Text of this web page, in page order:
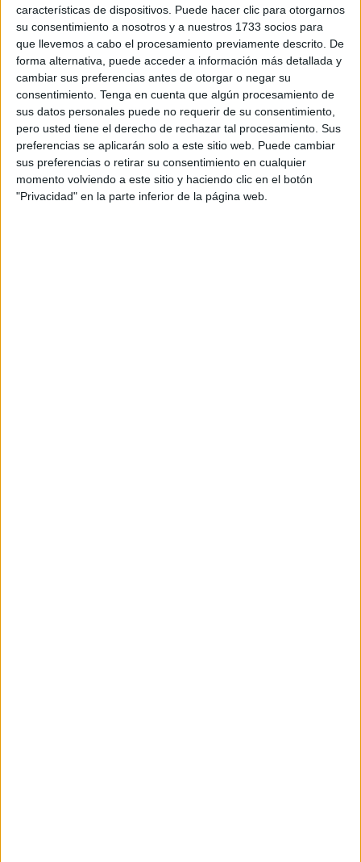
características de dispositivos. Puede hacer clic para otorgarnos
su consentimiento a nosotros y a nuestros 1733 socios para
que llevemos a cabo el procesamiento previamente descrito. De
forma alternativa, puede acceder a información más detallada y
cambiar sus preferencias antes de otorgar o negar su
consentimiento. Tenga en cuenta que algún procesamiento de
sus datos personales puede no requerir de su consentimiento,
pero usted tiene el derecho de rechazar tal procesamiento. Sus
preferencias se aplicarán solo a este sitio web. Puede cambiar
sus preferencias o retirar su consentimiento en cualquier
momento volviendo a este sitio y haciendo clic en el botón
"Privacidad" en la parte inferior de la página web.
SÍGUENOS EN INSTAGRAM
PINCHA AQUÍ